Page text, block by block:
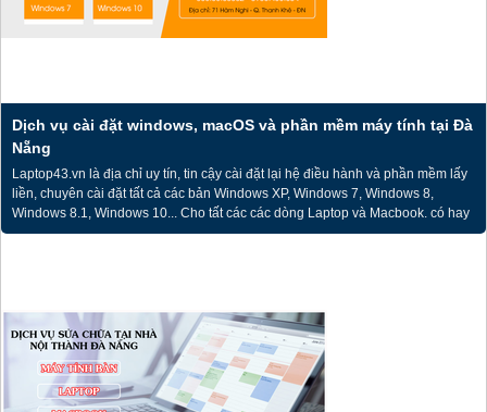
Dịch vụ cài đặt windows, macOS và phần mềm máy tính tại Đà
Nẵng
Laptop43.vn là địa chỉ uy tín, tin cậy cài đặt lại hệ điều hành và phần mềm lấy
liền, chuyên cài đặt tất cả các bản Windows XP, Windows 7, Windows 8,
Windows 8.1, Windows 10... Cho tất các các dòng Laptop và Macbook. có hay
không có ổ đĩa, chúng tôi đều có thể cài được hết và đảm bảo máy chạy mượt.